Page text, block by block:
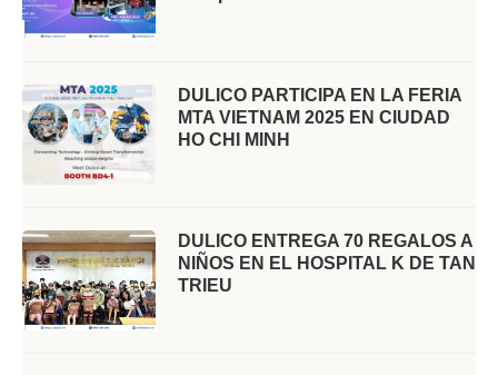
DULICO PARTICIPA EN LA FERIA
MTA VIETNAM 2025 EN CIUDAD
HO CHI MINH
DULICO ENTREGA 70 REGALOS A
NIÑOS EN EL HOSPITAL K DE TAN
TRIEU